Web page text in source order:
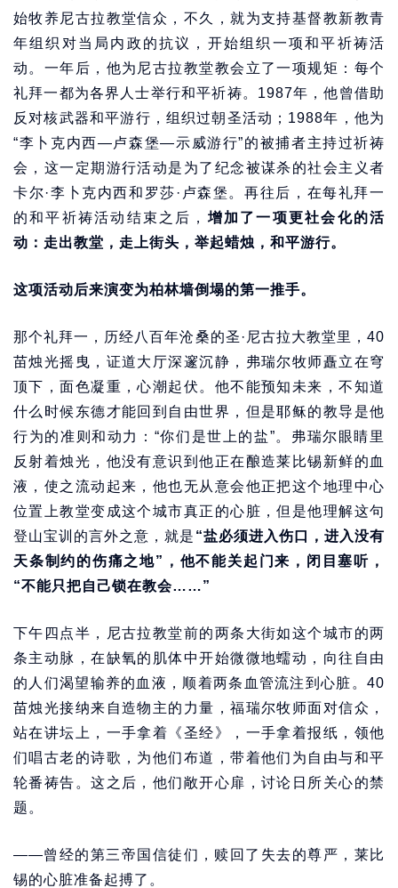
始牧养尼古拉教堂信众，不久，就为支持基督教新教青
年组织对当局内政的抗议，开始组织一项和平祈祷活
动。一年后，他为尼古拉教堂教会立了一项规矩：每个
礼拜一都为各界人士举行和平祈祷。1987年，他曾借助
反对核武器和平游行，组织过朝圣活动；1988年，他为
“李卜克内西—卢森堡—示威游行”的被捕者主持过祈祷
会，这一定期游行活动是为了纪念被谋杀的社会主义者
卡尔·李卜克内西和罗莎·卢森堡。再往后，在每礼拜一
的和平祈祷活动结束之后， 增加了一项更社会化的活
动：走出教堂，走上街头，举起蜡烛，和平游行。
这项活动后来演变为柏林墙倒塌的第一推手。
那个礼拜一，历经八百年沧桑的圣·尼古拉大教堂里，40
苗烛光摇曳，证道大厅深邃沉静，弗瑞尔牧师矗立在穹
顶下，面色凝重，心潮起伏。他不能预知未来，不知道
什么时候东德才能回到自由世界，但是耶稣的教导是他
行为的准则和动力：“你们是世上的盐”。弗瑞尔眼睛里
反射着烛光，他没有意识到他正在酿造莱比锡新鲜的血
液，使之流动起来，他也无从意会他正把这个地理中心
位置上教堂变成这个城市真正的心脏，但是他理解这句
登山宝训的言外之意，就是 “盐必须进入伤口，进入没有
天条制约的伤痛之地”，他不能关起门来，闭目塞听，
“不能只把自己锁在教会……”
下午四点半，尼古拉教堂前的两条大街如这个城市的两
条主动脉，在缺氧的肌体中开始微微地蠕动，向往自由
的人们渴望输养的血液，顺着两条血管流注到心脏。40
苗烛光接纳来自造物主的力量，福瑞尔牧师面对信众，
站在讲坛上，一手拿着《圣经》，一手拿着报纸，领他
们唱古老的诗歌，为他们布道，带着他们为自由与和平
轮番祷告。这之后，他们敞开心扉，讨论日所关心的禁
题。
——曾经的第三帝国信徒们，赎回了失去的尊严，莱比
锡的心脏准备起搏了。